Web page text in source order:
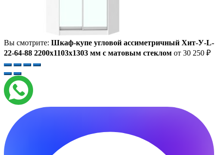
Вы смотрите: Шкаф-купе угловой ассиметричный Хит-У-L-
22-64-88 2200x1103x1303 мм с матовым стеклом от 30 250 ₽